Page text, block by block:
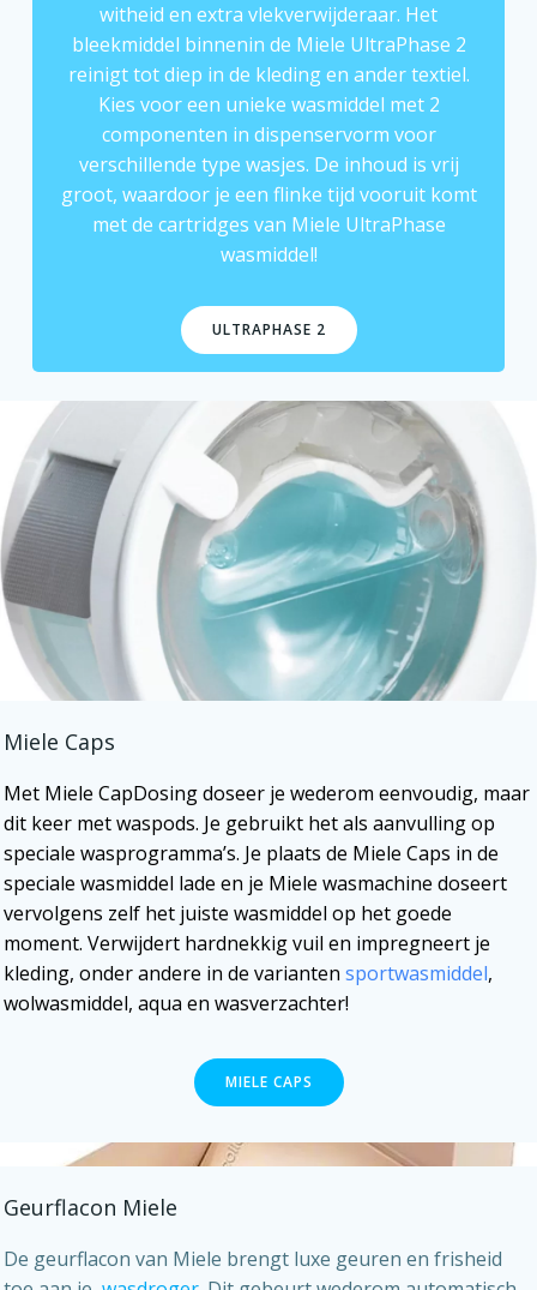
witheid en extra vlekverwijderaar. Het
bleekmiddel binnenin de Miele UltraPhase 2
reinigt tot diep in de kleding en ander textiel.
Kies voor een unieke wasmiddel met 2
componenten in dispenservorm voor
verschillende type wasjes. De inhoud is vrij
groot, waardoor je een flinke tijd vooruit komt
met de cartridges van Miele UltraPhase
wasmiddel!
ULTRAPHASE 2
Miele Caps
Met Miele CapDosing doseer je wederom eenvoudig, maar
dit keer met waspods. Je gebruikt het als aanvulling op
speciale wasprogramma’s. Je plaats de Miele Caps in de
speciale wasmiddel lade en je Miele wasmachine doseert
vervolgens zelf het juiste wasmiddel op het goede
moment. Verwijdert hardnekkig vuil en impregneert je
kleding, onder andere in de varianten sportwasmiddel,
wolwasmiddel, aqua en wasverzachter!
MIELE CAPS
Geurflacon Miele
De geurflacon van Miele brengt luxe geuren en frisheid